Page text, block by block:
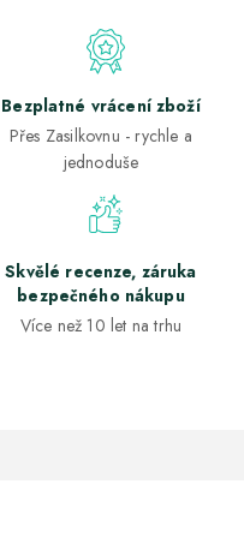
Bezplatné vrácení zboží
Přes Zasilkovnu - rychle a
jednoduše
Skvělé recenze, záruka
bezpečného nákupu
Více než 10 let na trhu